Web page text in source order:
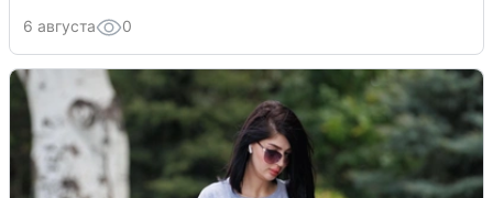
6 августа 0